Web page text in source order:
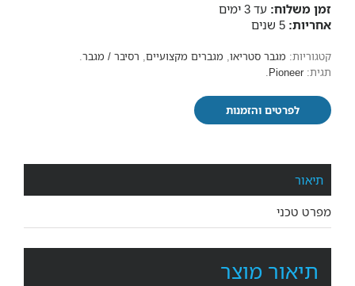
זמן משלוח: עד 3 ימים
אחריות:
קטגוריות: מגבר סטריאו, מגברים מקצועיים, רסיבר / מגבר.
תגית: Pioneer
.
לפרטים והזמנות
תיאור
מפרט טכני
תיאור מוצר